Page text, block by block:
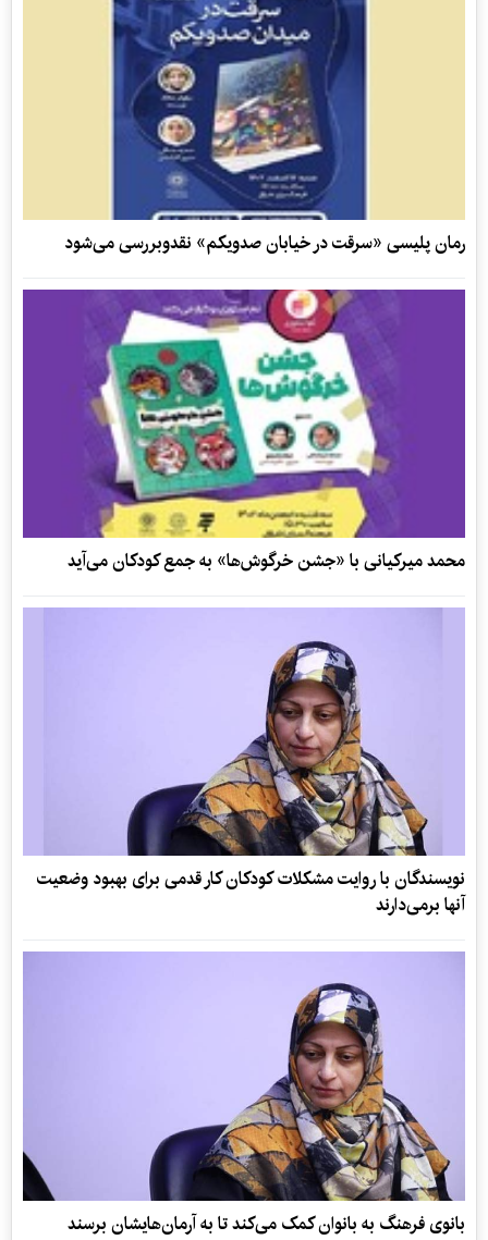
رمان پلیسی «سرقت در خیابان صدویکم» نقدوبررسی می‌شود
محمد میرکیانی با «جشن خرگوش‌ها» به جمع کودکان می‌آید
نویسندگان با روایت مشکلات کودکان کار قدمی برای بهبود وضعیت
آنها برمی‌دارند
بانوی فرهنگ به بانوان کمک می‌کند تا به آرمان‌هایشان برسند